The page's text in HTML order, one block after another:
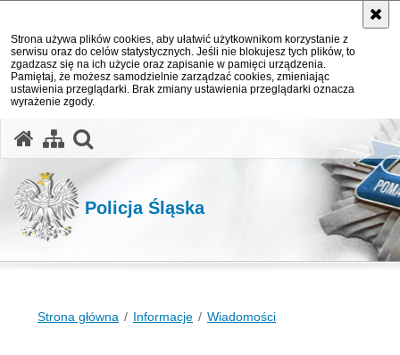
Strona używa plików cookies, aby ułatwić użytkownikom korzystanie z
serwisu oraz do celów statystycznych. Jeśli nie blokujesz tych plików, to
zgadzasz się na ich użycie oraz zapisanie w pamięci urządzenia.
Pamiętaj, że możesz samodzielnie zarządzać cookies, zmieniając
ustawienia przeglądarki. Brak zmiany ustawienia przeglądarki oznacza
wyrażenie zgody.
Policja Śląska
Strona główna Informacje Wiadomości